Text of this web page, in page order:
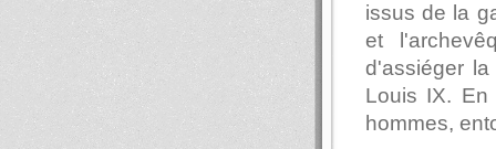
issus de la
et
d'assiéger
Louis IX.
hommes,